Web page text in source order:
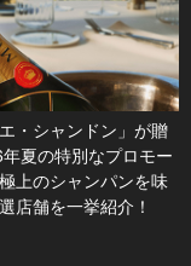
エ・シャンドン」が贈
夏の特別なプロモー
上のシャンパンを味
店舗を一挙紹介！